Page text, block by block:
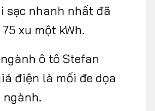
sạc nhanh nhất đã
xu một kWh.
ô tô Stefan
điện là mối đe dọa